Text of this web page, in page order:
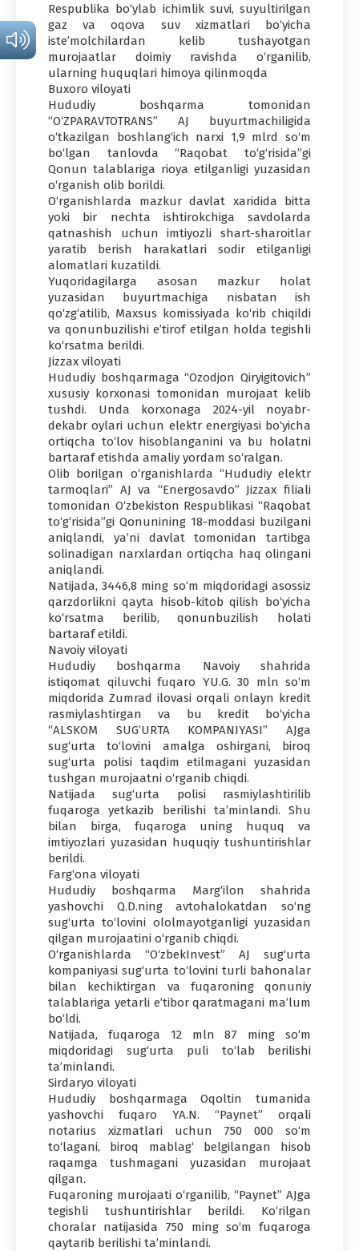
Respublika bo‘ylab ichimlik suvi, suyultirilgan
gaz va oqova suv xizmatlari bo‘yicha
iste’molchilardan kelib tushayotgan
murojaatlar doimiy ravishda o‘rganilib,
ularning huquqlari himoya qilinmoqda
Buxoro viloyati
Hududiy boshqarma tomonidan
“O‘ZPARAVTOTRANS” AJ buyurtmachiligida
o‘tkazilgan boshlang‘ich narxi 1,9 mlrd so‘m
bo‘lgan tanlovda “Raqobat to‘g‘risida”gi
Qonun talablariga rioya etilganligi yuzasidan
o‘rganish olib borildi.
O‘rganishlarda mazkur davlat xaridida bitta
yoki bir nechta ishtirokchiga savdolarda
qatnashish uchun imtiyozli shart-sharoitlar
yaratib berish harakatlari sodir etilganligi
alomatlari kuzatildi.
Yuqoridagilarga asosan mazkur holat
yuzasidan buyurtmachiga nisbatan ish
qo‘zg‘atilib, Maxsus komissiyada ko‘rib chiqildi
va qonunbuzilishi e’tirof etilgan holda tegishli
ko‘rsatma berildi.
Jizzax viloyati
Hududiy boshqarmaga “Ozodjon Qiryigitovich”
xususiy korxonasi tomonidan murojaat kelib
tushdi. Unda korxonaga 2024-yil noyabr-
dekabr oylari uchun elektr energiyasi bo‘yicha
ortiqcha to‘lov hisoblanganini va bu holatni
bartaraf etishda amaliy yordam so‘ralgan.
Olib borilgan o‘rganishlarda “Hududiy elektr
tarmoqlari” AJ va “Energosavdo” Jizzax filiali
tomonidan O‘zbekiston Respublikasi “Raqobat
to‘g‘risida”gi Qonunining 18-moddasi buzilgani
aniqlandi, ya’ni davlat tomonidan tartibga
solinadigan narxlardan ortiqcha haq olingani
aniqlandi.
Natijada, 3446,8 ming so‘m miqdoridagi asossiz
qarzdorlikni qayta hisob-kitob qilish bo‘yicha
ko‘rsatma berilib, qonunbuzilish holati
bartaraf etildi.
Navoiy viloyati
Hududiy boshqarma Navoiy shahrida
istiqomat qiluvchi fuqaro YU.G. 30 mln so‘m
miqdorida Zumrad ilovasi orqali onlayn kredit
rasmiylashtirgan va bu kredit bo‘yicha
“ALSKOM SUG’URTA KOMPANIYASI” AJga
sug‘urta to‘lovini amalga oshirgani, biroq
sug‘urta polisi taqdim etilmagani yuzasidan
tushgan murojaatni o‘rganib chiqdi.
Natijada sug‘urta polisi rasmiylashtirilib
fuqaroga yetkazib berilishi ta’minlandi. Shu
bilan birga, fuqaroga uning huquq va
imtiyozlari yuzasidan huquqiy tushuntirishlar
berildi.
Farg‘ona viloyati
Hududiy boshqarma Marg‘ilon shahrida
yashovchi Q.D.ning avtohalokatdan so‘ng
sug‘urta to‘lovini ololmayotganligi yuzasidan
qilgan murojaatini o‘rganib chiqdi.
O‘rganishlarda “O‘zbekInvest” AJ sug‘urta
kompaniyasi sug‘urta to‘lovini turli bahonalar
bilan kechiktirgan va fuqaroning qonuniy
talablariga yetarli e’tibor qaratmagani ma’lum
bo‘ldi.
Natijada, fuqaroga 12 mln 87 ming so‘m
miqdoridagi sug‘urta puli to‘lab berilishi
ta’minlandi.
Sirdaryo viloyati
Hududiy boshqarmaga Oqoltin tumanida
yashovchi fuqaro YA.N. “Paynet” orqali
notarius xizmatlari uchun 750 000 so‘m
to‘lagani, biroq mablag‘ belgilangan hisob
raqamga tushmagani yuzasidan murojaat
qilgan.
Fuqaroning murojaati o‘rganilib, “Paynet” AJga
tegishli tushuntirishlar berildi. Ko‘rilgan
choralar natijasida 750 ming so‘m fuqaroga
qaytarib berilishi ta’minlandi.